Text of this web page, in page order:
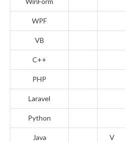
WPF
VB
C++
PHP
Laravel
Python
Java V